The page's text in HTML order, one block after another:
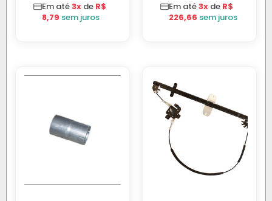
Em até3x de R$
8,79 sem juros
Em até3x de R$
226,66 sem juros